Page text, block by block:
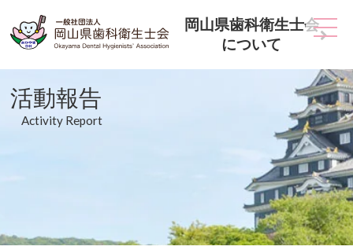
岡山県歯科衛生士会
について
活動報告
Activity Report